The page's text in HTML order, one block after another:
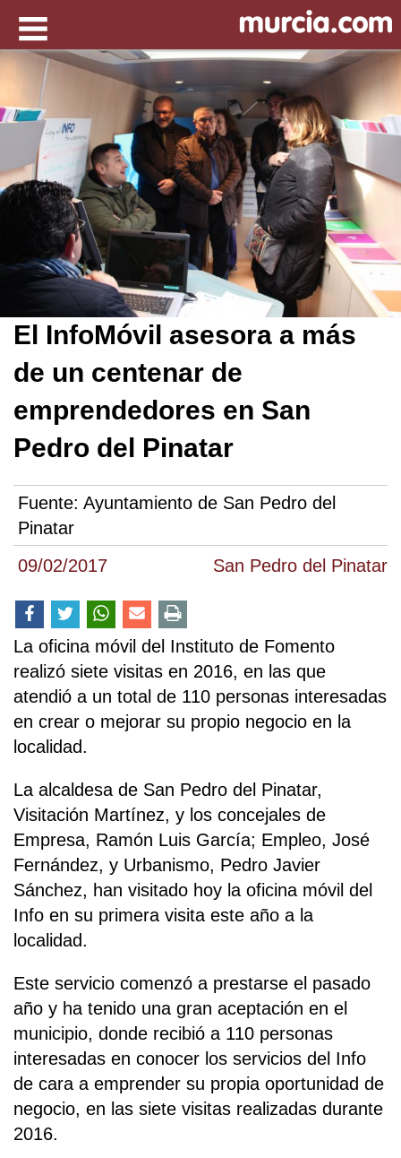
09/02/2017 San Pedro del Pinatar
El InfoMóvil asesora a más
de un centenar de
emprendedores en San
Pedro del Pinatar
Fuente: Ayuntamiento de San Pedro del
Pinatar
La oficina móvil del Instituto de Fomento
realizó siete visitas en 2016, en las que
atendió a un total de 110 personas interesadas
en crear o mejorar su propio negocio en la
localidad.
La alcaldesa de San Pedro del Pinatar,
Visitación Martínez, y los concejales de
Empresa, Ramón Luis García; Empleo, José
Fernández, y Urbanismo, Pedro Javier
Sánchez, han visitado hoy la oficina móvil del
Info en su primera visita este año a la
localidad.
Este servicio comenzó a prestarse el pasado
año y ha tenido una gran aceptación en el
municipio, donde recibió a 110 personas
interesadas en conocer los servicios del Info
de cara a emprender su propia oportunidad de
negocio, en las siete visitas realizadas durante
2016.